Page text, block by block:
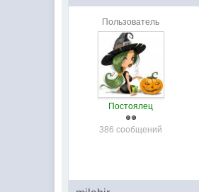
Пользователь
Постоялец
386 сообщений